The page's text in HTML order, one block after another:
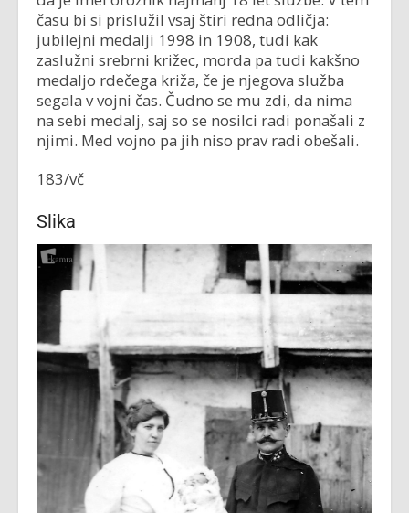
času bi si prislužil vsaj štiri redna odličja:
jubilejni medalji 1998 in 1908, tudi kak
zaslužni srebrni križec, morda pa tudi kakšno
medaljo rdečega križa, če je njegova služba
segala v vojni čas. Čudno se mu zdi, da nima
na sebi medalj, saj so se nosilci radi ponašali z
njimi. Med vojno pa jih niso prav radi obešali.
183/vč
Slika